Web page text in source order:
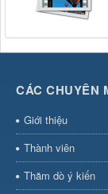
CÁC CHUYÊN
Giới thiệu
Thành viên
Thăm dò ý kiến